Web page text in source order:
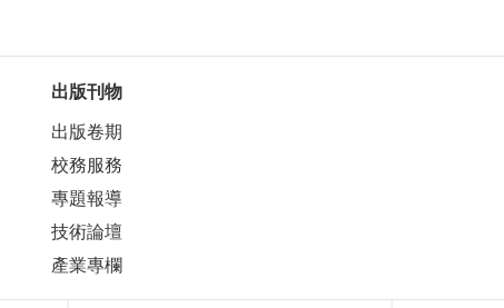
出版刊物
出版卷期
校務服務
專題報導
技術論壇
產業專欄